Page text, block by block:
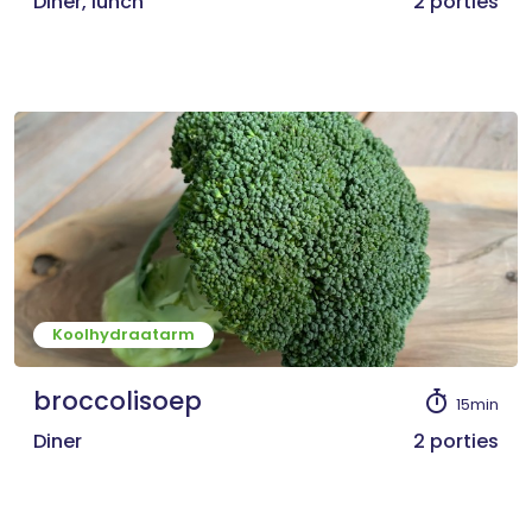
Koolhydraatarm
broccolisoep 15min
Diner 2 porties